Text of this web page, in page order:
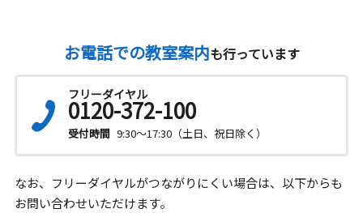
お電話での教室案内も行っています
フリーダイヤル
0120-372-100
受付時間 9:30～17:30（土日、祝日除く）
なお、フリーダイヤルがつながりにくい場合は、以下からも
お問い合わせいただけます。